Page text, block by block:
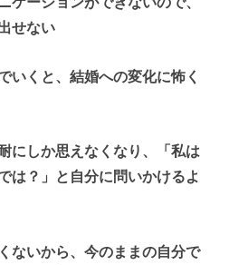
せない
いくと、結婚への変化に怖く
にしか思えなくなり、「私は
は？」と自分に問いかけるよ
ないから、今のままの自分で